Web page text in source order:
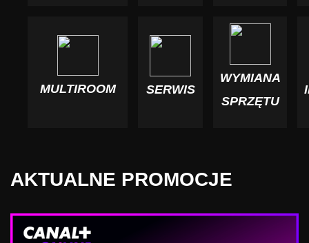
MULTIROOM SERWIS
WYMIANA
SPRZĘTU
AKTUALNE PROMOCJE